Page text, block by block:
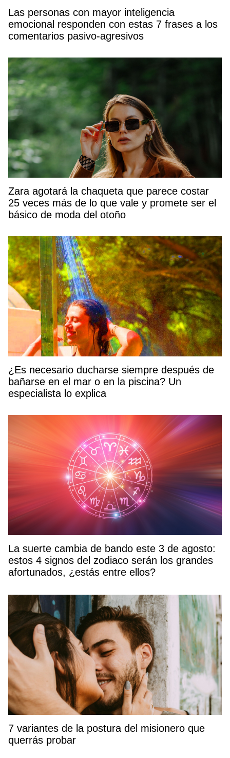
Las personas con mayor inteligencia
emocional responden con estas 7 frases a los
comentarios pasivo-agresivos
Zara agotará la chaqueta que parece costar
25 veces más de lo que vale y promete ser el
básico de moda del otoño
¿Es necesario ducharse siempre después de
bañarse en el mar o en la piscina? Un
especialista lo explica
La suerte cambia de bando este 3 de agosto:
estos 4 signos del zodiaco serán los grandes
afortunados, ¿estás entre ellos?
7 variantes de la postura del misionero que
querrás probar